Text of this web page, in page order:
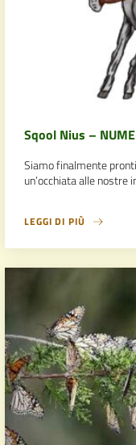
Sqool Nius –
Siamo finalmente
un’occhiata alle nostre
LEGGI DI PIÙ